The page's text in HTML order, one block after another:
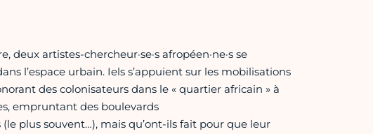
artistes-chercheur·se·s afropéen·ne·s se
l’espace urbain. Iels s’appuient sur les mobilisations
des colonisateurs dans le « quartier africain » à
empruntant des boulevards
plus souvent…), mais qu’ont-ils fait pour que leur